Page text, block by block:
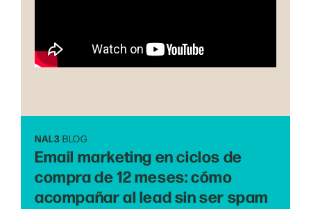
NAL3 BLOG
Email marketing en ciclos de
compra de 12 meses: cómo
acompañar al lead sin ser spam